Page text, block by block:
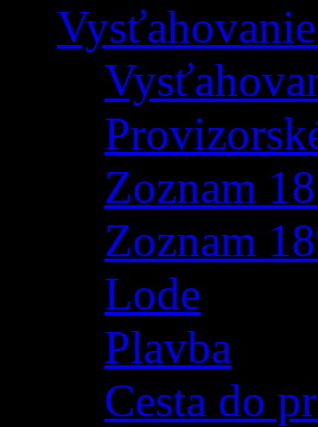
Zoznam
Zoznam
Lode
Plavba
Cesta do